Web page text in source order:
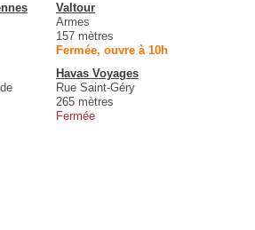
Valtour
Armes
157 mètres
Fermée, ouvre à 10h
Havas Voyages
Rue Saint-Géry
265 mètres
Fermée